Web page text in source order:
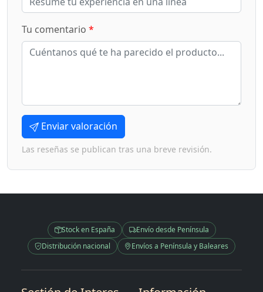
Tu comentario *
Enviar valoración
Las reseñas se publican tras una breve revisión.
Stock en España
Envío desde Península
Distribución nacional
Envíos a Península y Baleares